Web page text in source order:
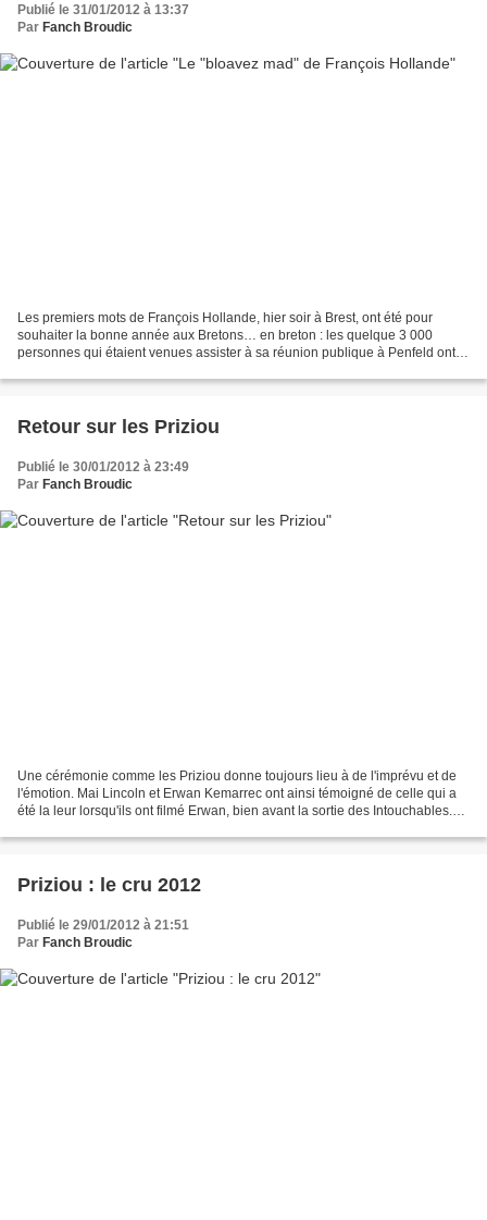
Publié le 31/01/2012 à 13:37
Par Fanch Broudic
Les premiers mots de François Hollande, hier soir à Brest, ont été pour
souhaiter la bonne année aux Bretons… en breton : les quelque 3 000
personnes qui étaient venues assister à sa réunion publique à Penfeld ont
Retour sur les Priziou
Publié le 30/01/2012 à 23:49
Par Fanch Broudic
Une cérémonie comme les Priziou donne toujours lieu à de l'imprévu et de
l'émotion. Mai Lincoln et Erwan Kemarrec ont ainsi témoigné de celle qui a
été la leur lorsqu'ils ont filmé Erwan, bien avant la sortie des Intouchables.À
Priziou : le cru 2012
Publié le 29/01/2012 à 21:51
Par Fanch Broudic